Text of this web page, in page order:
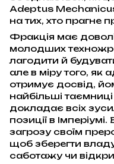
Adeptus
на тих, хто прагне
Фракція має доволі
молодших
лагодити й
але в міру того, як
отримує досвід,
найбільші
докладає всіх
позиції в
загрозу своїм
щоб зберегти
саботажу чи